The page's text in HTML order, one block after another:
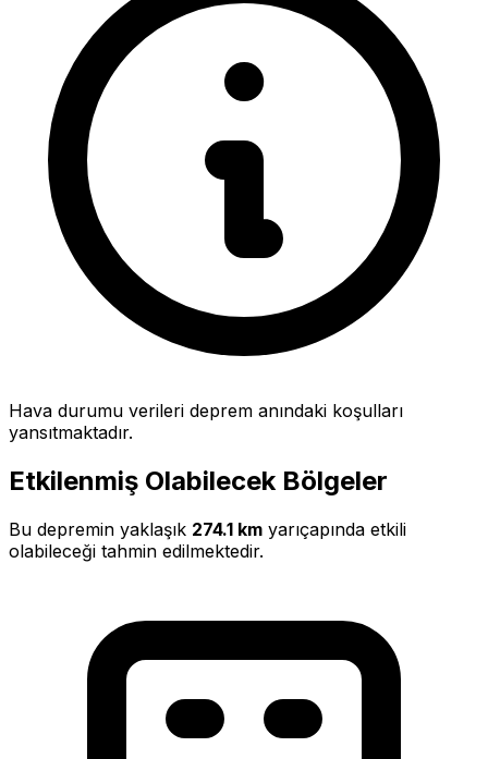
Hava durumu verileri deprem anındaki koşulları
yansıtmaktadır.
Etkilenmiş Olabilecek Bölgeler
Bu depremin yaklaşık 274.1 km yarıçapında etkili
olabileceği tahmin edilmektedir.